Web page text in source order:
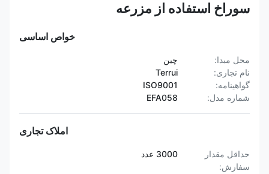
سوراخ استفاده از مزرعه
خواص اساسی
محل مبدا:
چین
نام تجاری:
Terrui
گواهینامه:
ISO9001
شماره مدل:
EFA058
املاک تجاری
حداقل مقدار
سفارش:
3000 عدد